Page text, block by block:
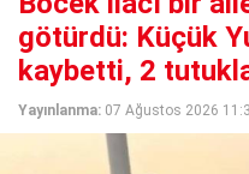
götürdü: Küçük
kaybetti, 2
Yayınlanma: 07 Ağustos 2026